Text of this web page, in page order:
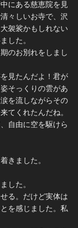
にある慈恵院を見
々しいお寺で、沢
袈裟かもしれない
した。
のお別れをしまし
見たんだよ！君が
そっくりの雲があ
を流しながらその
てくれたんだね。
自由に空を駆けら
きました。
した。
る。だけど実体は
を感じました。私